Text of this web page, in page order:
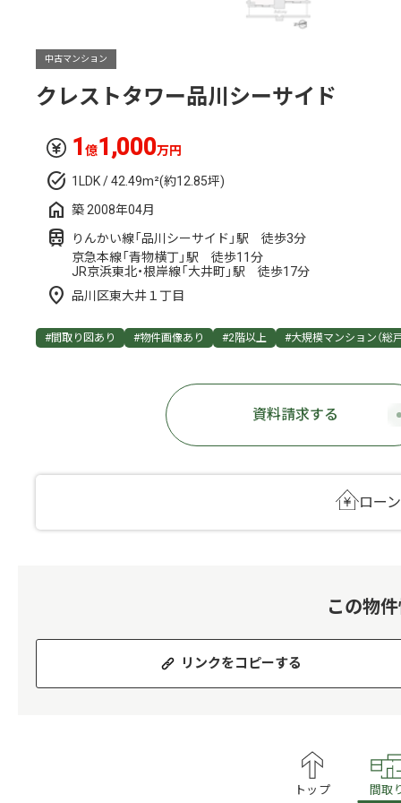
中古マンション
クレストタワー品川シーサイド
1 億1,000万円
1LDK / 42.49m²(約12.85坪)
築 2008年04月
りんかい線「品川シーサイド」駅 徒歩3分
京急本線「青物横丁」駅 徒歩11分
JR京浜東北・根岸線「大井町」駅 徒歩17分
品川区東大井１丁目
#間取り図あり #物件画像あり #2階以上 #大規模マンション（総
資料請求する
ロー
この物
リンクをコピーする
トップ 間取